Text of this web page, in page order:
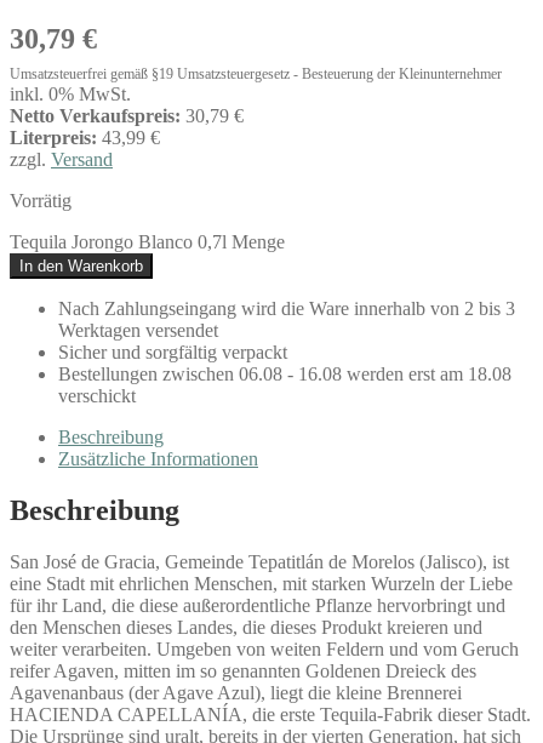
30,79 €
Umsatzsteuerfrei gemäß §19 Umsatzsteuergesetz - Besteuerung der Kleinunternehmer
inkl. 0% MwSt.
Netto Verkaufspreis: 30,79 €
Literpreis: 43,99 €
zzgl. Versand
Vorrätig
Tequila Jorongo Blanco 0,7l Menge
In den Warenkorb
Nach Zahlungseingang wird die Ware innerhalb von 2 bis 3
Werktagen versendet
Sicher und sorgfältig verpackt
Bestellungen zwischen 06.08 - 16.08 werden erst am 18.08
verschickt
Beschreibung
Zusätzliche Informationen
Beschreibung
San José de Gracia, Gemeinde Tepatitlán de Morelos (Jalisco), ist
eine Stadt mit ehrlichen Menschen, mit starken Wurzeln der Liebe
für ihr Land, die diese außerordentliche Pflanze hervorbringt und
den Menschen dieses Landes, die dieses Produkt kreieren und
weiter verarbeiten. Umgeben von weiten Feldern und vom Geruch
reifer Agaven, mitten im so genannten Goldenen Dreieck des
Agavenanbaus (der Agave Azul), liegt die kleine Brennerei
HACIENDA CAPELLANÍA, die erste Tequila-Fabrik dieser Stadt.
Die Ursprünge sind uralt, bereits in der vierten Generation, hat sich